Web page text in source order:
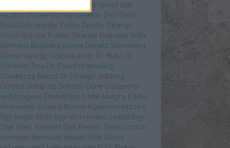
díjátadó direct dub
studios Disney Disney szinkron DnD Dobó
Enikő Dobránszky Zoltán Doctor Strange
Dóczi Orsolya Doktor Strange Dolmány Attila
Dolmány Bogdányi Korina Donald Sutherland
Dörner György Dózsa László Dr. Bubó Dr.
Christian Troy Dr. Csont dramaturg
Draskóczy Balázs Dr Strange dubbing
Dumbo Dumb és Dumber Dűne Dungeons
and Dragons Ébredő Erő Eddie Murphy Eddie
Redmayne Edward Norton egyetemi képzés
Egy bogár élete Egy rém rendes család Egy
Star Wars történet Elek Ferenc Elemi ösztön
elemzés életműdíj elhunyt Előd Álmos